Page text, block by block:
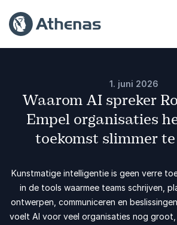
1. juni 2026
Waarom AI spreker
Empel organisaties
toekomst slimmer
Kunstmatige intelligentie is geen verre
in de tools waarmee teams schrijven,
ontwerpen, communiceren en
voelt AI voor veel organisaties nog groot,